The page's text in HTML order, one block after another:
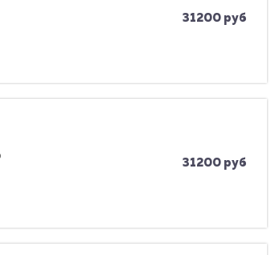
31200 руб
31200 руб